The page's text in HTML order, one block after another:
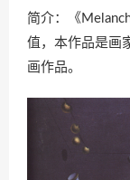
简介：《
值，本作品是画
画作品。